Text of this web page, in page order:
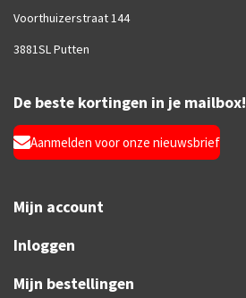
Voorthuizerstraat 144
3881SL Putten
De beste kortingen in je mailbox!
Aanmelden voor onze nieuwsbrief
Mijn account
Inloggen
Mijn bestellingen